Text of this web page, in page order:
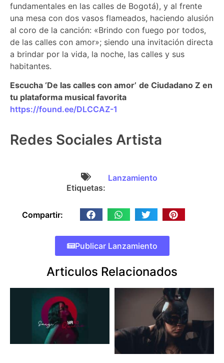
fundamentales en las calles de Bogotá), y al frente
una mesa con dos vasos flameados, haciendo alusión
al coro de la canción: «Brindo con fuego por todos,
de las calles con amor»; siendo una invitación directa
a brindar por la vida, la noche, las calles y sus
habitantes.
Escucha ‘De las calles con amor’ de Ciudadano Z en
tu plataforma musical favorita
https://found.ee/DLCCAZ-1
Redes Sociales Artista
Etiquetas:
Lanzamiento
Compartir:
Publicar Lanzamiento
Articulos Relacionados